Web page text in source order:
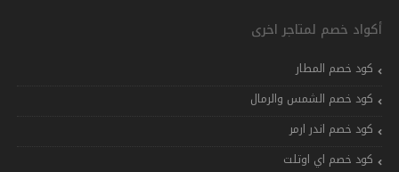
أكواد خصم لمتاجر اخرى
كود خصم المطار
كود خصم الشمس والرمال
كود خصم اندر ارمر
كود خصم اي اوتلت